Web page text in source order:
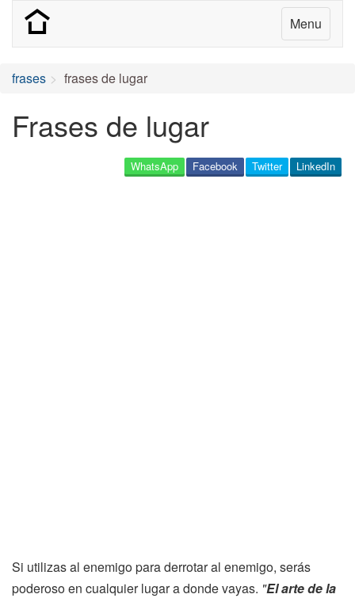
Menu
frases frases de lugar
Frases de lugar
LinkedIn
Twitter
Facebook
WhatsApp
Si utilizas al enemigo para derrotar al enemigo, serás
poderoso en cualquier lugar a donde vayas. "El arte de la